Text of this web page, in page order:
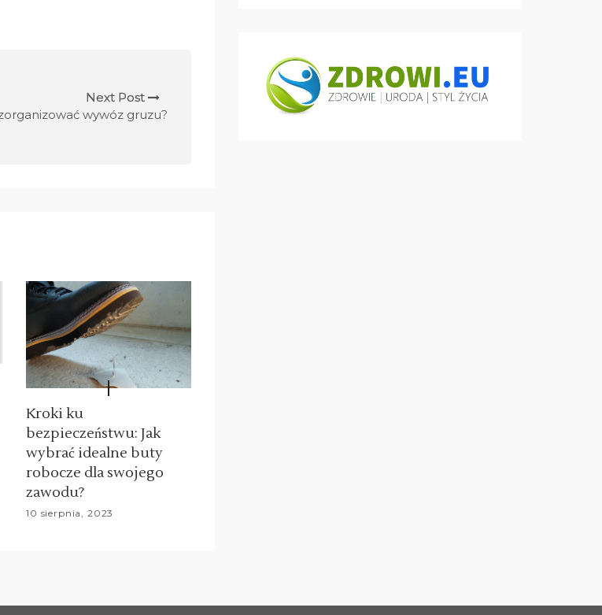
Next Post
wywóz gruzu?
Kroki ku
bezpieczeństwu: Jak
wybrać idealne buty
robocze dla swojego
zawodu?
10 sierpnia, 2023